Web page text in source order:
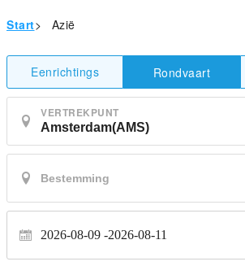
Start> Azië
Eenrichtings Rondvaart
VERTREKPUNT
2026-08-09 2026-08-11